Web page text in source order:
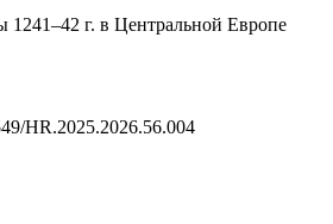
1241–42 г. в Центральной Европе
HR.2025.2026.56.004